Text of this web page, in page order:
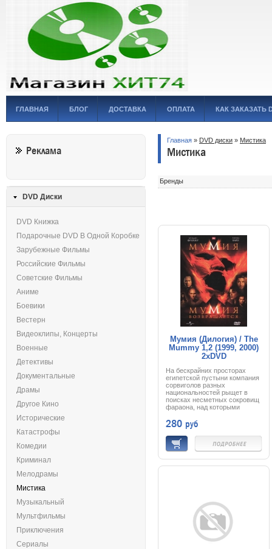
ГЛАВНАЯ БЛОГ ДОСТАВКА ОПЛАТА КАК ЗАКАЗАТЬ
Главная » DVD диски » Мистика
Мистика
Бренды
Мумия (Дилогия) / The
Mummy 1,2 (1999, 2000)
2xDVD
На бескрайних просторах
египетской пустыни компания
сорвиголов разных
национальностей рыщет в
поисках несметных сокровищ
фараона, над которыми
проклятие. Рядом с кладом
покоится мумия коварного
жреца, жестоко казненного за
ужасное убийство
могущественного правителя
Египта. Золотоискатели
потревожили многовековой
280 руб
Реклама
DVD Диски
DVD Книжка
Подарочные DVD В Одной Коробке
Зарубежные Фильмы
Российские Фильмы
Советские Фильмы
Аниме
Боевики
Вестерн
Видеоклипы, Концерты
Военные
Детективы
Документальные
Драмы
Другое Кино
Исторические
Катастрофы
Комедии
Криминал
Мелодрамы
Мистика
Музыкальный
Мультфильмы
Приключения
Сериалы